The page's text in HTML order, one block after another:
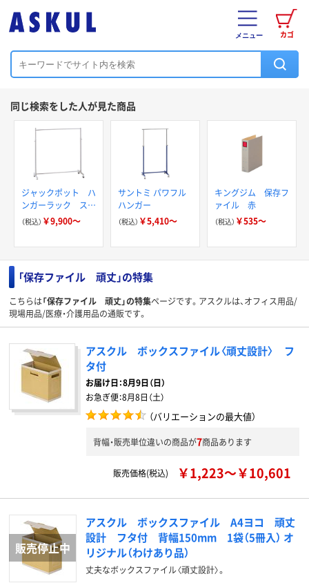
カゴ
メニュー
同じ検索をした人が見た商品
ジャックポット ハ
ンガーラック スト
ロンガー
（税込） ￥9,900～
サントミ パワフル
ハンガー
（税込） ￥5,410～
キングジム 保存フ
ァイル 赤
（税込） ￥535～
「保存ファイル 頑丈」の特集
こちらは「保存ファイル 頑丈」の特集ページです。アスクルは、オフィス用品/
現場用品/医療・介護用品の通販です。
アスクル ボックスファイル〈頑丈設計〉 フ
タ付
お届け日：8月9日（日）
お急ぎ便：8月8日（土）
（バリエーションの最大値）
背幅・販売単位違いの商品が7商品あります
販売価格(税込) ￥1,223～￥10,601
アスクル ボックスファイル A4ヨコ 頑丈
設計 フタ付 背幅150mm 1袋（5冊入） オ
リジナル（わけあり品）
丈夫なボックスファイル〈頑丈設計〉。